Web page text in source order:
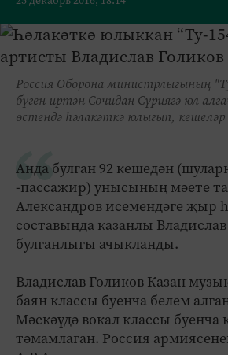
Россия Оборона министрлыгының
бүген иртән Сочидан Сүриягә юл
өстендә һәлакәткә юлыгып, кешеләр
Анда булган 92 кешедән
-пассажир) унысының мәете
Александров исемендәге җыр
составында казанлы
булганлыгы ачыкланды.
Владислав Голиков Казан
баян классы буенча белем
Мәскәүдә вокал классы буенча
тәмамлаган. Россия